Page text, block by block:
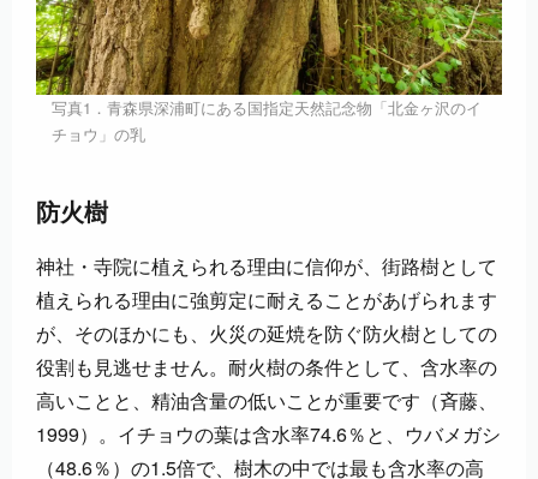
写真1．青森県深浦町にある国指定天然記念物「北金ヶ沢のイ
チョウ」の乳
防火樹
神社・寺院に植えられる理由に信仰が、街路樹として
植えられる理由に強剪定に耐えることがあげられます
が、そのほかにも、火災の延焼を防ぐ防火樹としての
役割も見逃せません。耐火樹の条件として、含水率の
高いことと、精油含量の低いことが重要です（斉藤、
1999）。イチョウの葉は含水率74.6％と、ウバメガシ
（48.6％）の1.5倍で、樹木の中では最も含水率の高